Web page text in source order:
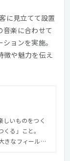
に見立てて設置
音楽に合わせて
ョンを実施。
徴や魅力を伝え
しいものをつく
る」こと。
きなフィールド